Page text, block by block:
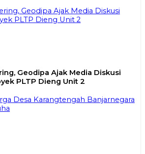
Geodipa Ajak Media Diskusi
PLTP Dieng Unit 2